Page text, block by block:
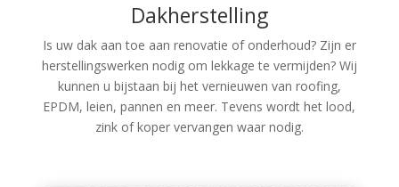
Dakherstelling
Is uw dak aan toe aan renovatie of onderhoud? Zijn er
herstellingswerken nodig om lekkage te vermijden? Wij
kunnen u bijstaan bij het vernieuwen van roofing,
EPDM, leien, pannen en meer. Tevens wordt het lood,
zink of koper vervangen waar nodig.